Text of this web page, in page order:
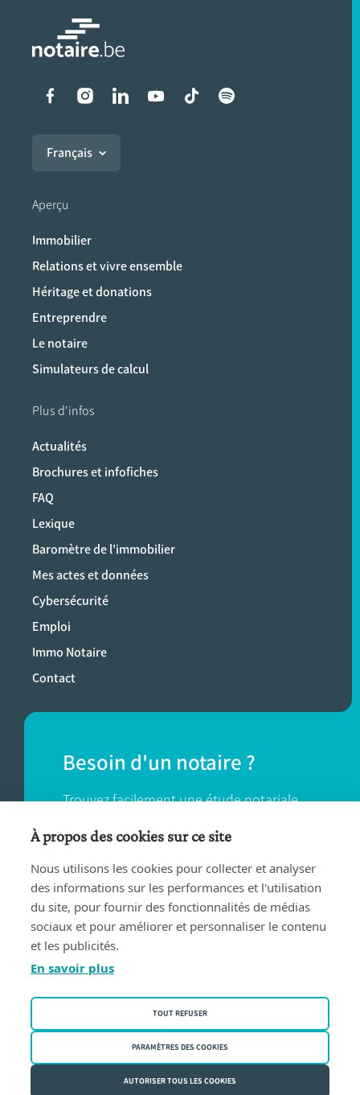
Liens vers les réseaux
Français
Aperçu
Immobilier
Relations et vivre ensemble
Héritage et donations
Entreprendre
Le notaire
Simulateurs de calcul
Plus d'infos
Actualités
Brochures et infofiches
FAQ
Lexique
Baromètre de l'immobilier
Mes actes et données
Cybersécurité
Emploi
Immo Notaire
Contact
Besoin d'un notaire ?
Trouvez facilement une étude notariale
près de chez vous.
TROUVER UN NOTAIRE
Conditions d'utilisation
Politique des cookies
Fednot asbl | Rue de la Montage 30/34 - 1000 Bruxelles | BE
À propos des cookies sur ce site
Nous utilisons les cookies pour collecter et analyser
des informations sur les performances et l'utilisation
du site, pour fournir des fonctionnalités de médias
sociaux et pour améliorer et personnaliser le contenu
et les publicités.
En savoir plus
TOUT REFUSER
PARAMÈTRES DES COOKIES
AUTORISER TOUS LES COOKIES